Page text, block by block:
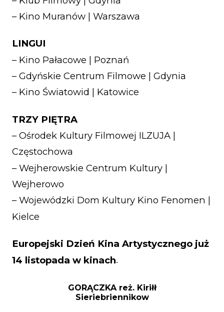
– Kino Muranów | Warszawa
LINGUI
– Kino Pałacowe | Poznań
– Gdyńskie Centrum Filmowe | Gdynia
– Kino Światowid | Katowice
TRZY PIĘTRA
– Ośrodek Kultury Filmowej ILZUJA |
Częstochowa
– Wejherowskie Centrum Kultury |
Wejherowo
– Wojewódzki Dom Kultury Kino Fenomen |
Kielce
Europejski Dzień Kina Artystycznego już
14 listopada w kinach.
GORĄCZKAreż. Kiriłł
Sieriebriennikow